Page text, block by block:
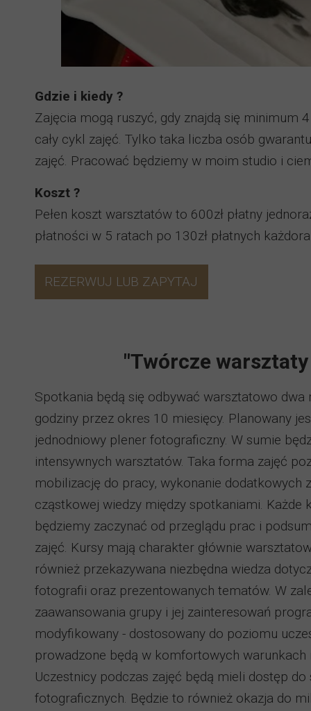
REZERWUJ LUB ZAPYTAJ
Gdzie i kiedy ?
Zajęcia mogą ruszyć, gdy znajdą się minimum
cały cykl zajęć. Tylko taka liczba osób
zajęć. Pracować będziemy w moim studio i
Koszt ?
Pełen koszt warsztatów to 600zł płatny
płatności w 5 ratach po 130zł płatnych
"Twórcze
Spotkania będą się odbywać warsztatowo dwa
godziny przez okres 10 miesięcy. Planowany
jednodniowy plener fotograficzny. W sumie
intensywnych warsztatów. Taka forma zajęć
mobilizację do pracy, wykonanie dodatkowych
cząstkowej wiedzy między spotkaniami. Każde
będziemy zaczynać od przeglądu prac i
zajęć. Kursy mają charakter głównie
również przekazywana niezbędna wiedza
fotografii oraz prezentowanych tematów. W
zaawansowania grupy i jej zainteresowań
modyfikowany - dostosowany do poziomu
prowadzone będą w komfortowych
Uczestnicy podczas zajęć będą mieli dostęp
fotograficznych. Będzie to również okazja do